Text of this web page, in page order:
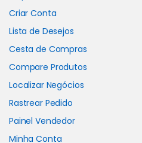
Criar Conta
Lista de Desejos
Cesta de Compras
Compare Produtos
Localizar Negócios
Rastrear Pedido
Painel Vendedor
Minha Conta